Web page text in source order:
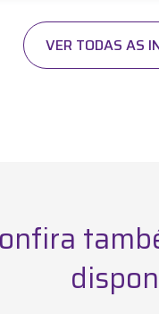
VER TODAS AS